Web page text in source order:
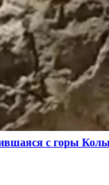
с горы